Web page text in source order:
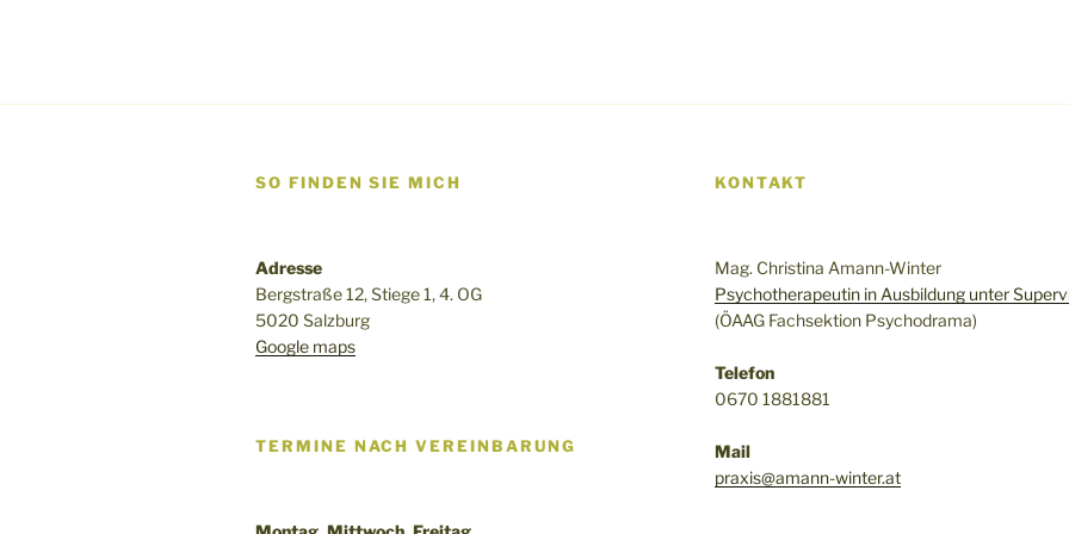
SO FINDEN SIE MICH
Adresse
Bergstraße 12, Stiege 1, 4. OG
5020 Salzburg
Google maps
TERMINE NACH VEREINBARUNG
KONTAKT
Mag. Christina Amann-Winter
Psychotherapeutin in Ausbildung unter
(ÖAAG Fachsektion Psychodrama)
Telefon
0670 1881881
Mail
praxis@amann-winter.at